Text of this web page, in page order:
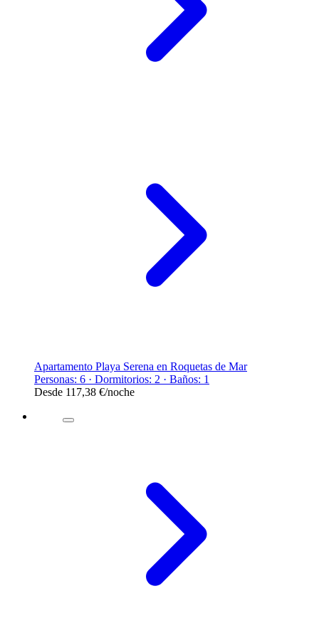
Apartamento Playa Serena en Roquetas de Mar
Personas: 6 · Dormitorios: 2 · Baños: 1
Desde 117,38 €/noche